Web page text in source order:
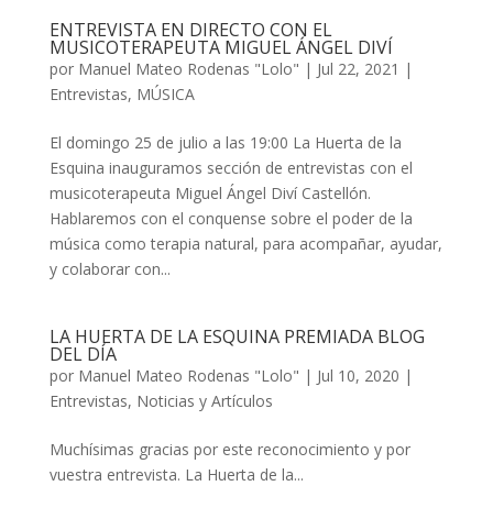
ENTREVISTA EN DIRECTO CON EL
MUSICOTERAPEUTA MIGUEL ÁNGEL DIVÍ
por Manuel Mateo Rodenas "Lolo" | Jul 22, 2021 |
Entrevistas, MÚSICA
El domingo 25 de julio a las 19:00 La Huerta de la
Esquina inauguramos sección de entrevistas con el
musicoterapeuta Miguel Ángel Diví Castellón.
Hablaremos con el conquense sobre el poder de la
música como terapia natural, para acompañar, ayudar,
y colaborar con...
LA HUERTA DE LA ESQUINA PREMIADA BLOG
DEL DÍA
por Manuel Mateo Rodenas "Lolo" | Jul 10, 2020 |
Entrevistas, Noticias y Artículos
Muchísimas gracias por este reconocimiento y por
vuestra entrevista. La Huerta de la...